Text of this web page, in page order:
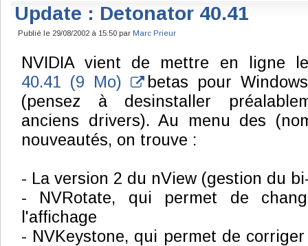
Update : Detonator 40.41
Publié le 29/08/2002 à 15:50 par Marc Prieur
NVIDIA vient de mettre en ligne
40.41 (9 Mo)
betas pour
(pensez à desinstaller
anciens drivers). Au menu des
nouveautés, on trouve :
- La version 2 du nView (gestion du
- NVRotate, qui permet de
l'affichage
- NVKeystone, qui permet de